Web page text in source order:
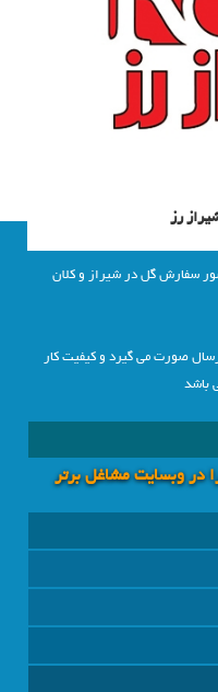
رز
سفارش گل در شیراز و کلان
صورت می گیرد و کیفیت کار
باشد
در وبسايت مشاغل برتر